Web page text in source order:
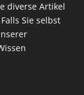
diverse Artikel
Sie selbst